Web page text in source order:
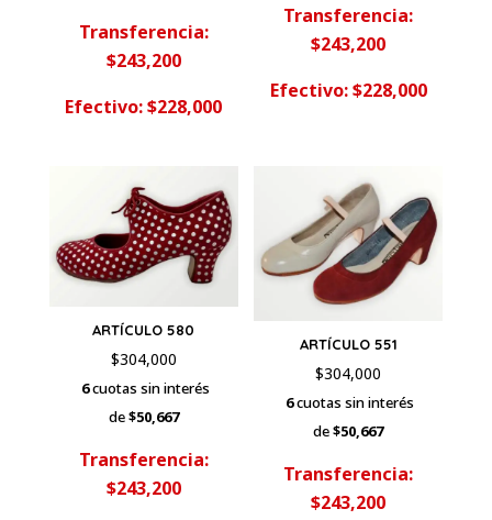
Transferencia:
$243,200
Efectivo: $228,000
Transferencia:
$243,200
Efectivo: $228,000
ARTÍCULO 580
$304,000
6cuotas sin interés
de$50,667
Transferencia:
$243,200
ARTÍCULO 551
$304,000
6cuotas sin interés
de$50,667
Transferencia:
$243,200